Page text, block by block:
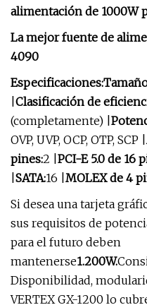
alimentación de 1000W
La mejor fuente de
4090
Especificaciones:
Clasificación de
(completamente) |
OVP, UVP, OCP, OTP, SCP |
pines:2 | PCI-E 5.0 de 16
SATA:16 | MOLEX de 4
Si desea una tarjeta
sus requisitos de
para el futuro deben
mantenerse1.200W.
Disponibilidad,
VERTEX GX-1200 lo